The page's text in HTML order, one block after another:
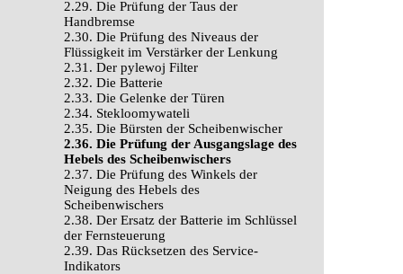
2.29. Die Prüfung der Taus der
Handbremse
2.30. Die Prüfung des Niveaus der
Flüssigkeit im Verstärker der Lenkung
2.31. Der pylewoj Filter
2.32. Die Batterie
2.33. Die Gelenke der Türen
2.34. Stekloomywateli
2.35. Die Bürsten der Scheibenwischer
2.36. Die Prüfung der Ausgangslage des
Hebels des Scheibenwischers
2.37. Die Prüfung des Winkels der
Neigung des Hebels des
Scheibenwischers
2.38. Der Ersatz der Batterie im Schlüssel
der Fernsteuerung
2.39. Das Rücksetzen des Service-
Indikators